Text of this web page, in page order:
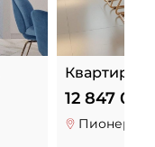
Квартира,
12 847